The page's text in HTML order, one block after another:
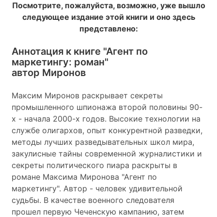
Посмотрите, пожалуйста, возможно, уже вышло
следующее издание этой книги и оно здесь
представлено:
Аннотация к книге "Агент по
маркетингу: роман"
автор Миронов
Максим Миронов раскрывает секреты
промышленного шпионажа второй половины 90-
х - начала 2000-х годов. Высокие технологии на
службе олигархов, опыт конкурентной разведки,
методы лучших разведывательных школ мира,
закулисные тайны современной журналистики и
секреты политического пиара раскрыты в
романе Максима Миронова "Агент по
маркетингу". Автор - человек удивительной
судьбы. В качестве военного следователя
прошел первую Чеченскую кампанию, затем